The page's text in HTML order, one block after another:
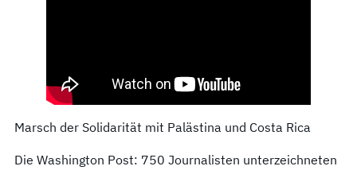
Marsch der Solidarität mit Palästina und Costa Rica
Die Washington Post: 750 Journalisten unterzeichneten